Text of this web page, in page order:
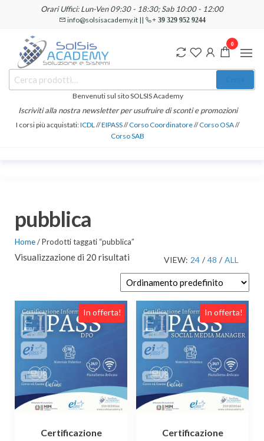
contenuto
Orari Uffici: Lun-Ven 09:30 - 18:30; Sab 10:00 - 12:00
info@solsisacademy.it || + 39 329 952 9244
SOLSIS
Academy
Corsi e
Certificazioni
Linguistiche
Benvenuti sul sito SOLSIS Academy
Iscriviti alla nostra newsletter per usufruire di sconti e promozioni
I corsi più acquistati:ICDL//EIPASS//Corso Coordinatore//Corso OSA//
Corso SAB
0
pubblica
Home/ Prodotti taggati “pubblica”
VIEW: 24 / 48 / ALL
Visualizzazione di 20 risultati
In offerta!
Certificazione
In offerta!
Certificazione